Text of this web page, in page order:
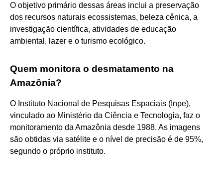
O objetivo primário dessas áreas inclui a preservação
dos recursos naturais ecossistemas, beleza cênica, a
investigação científica, atividades de educação
ambiental, lazer e o turismo ecológico.
Quem monitora o desmatamento na
Amazônia?
O Instituto Nacional de Pesquisas Espaciais (Inpe),
vinculado ao Ministério da Ciência e Tecnologia, faz o
monitoramento da Amazônia desde 1988. As imagens
são obtidas via satélite e o nível de precisão é de 95%,
segundo o próprio instituto.